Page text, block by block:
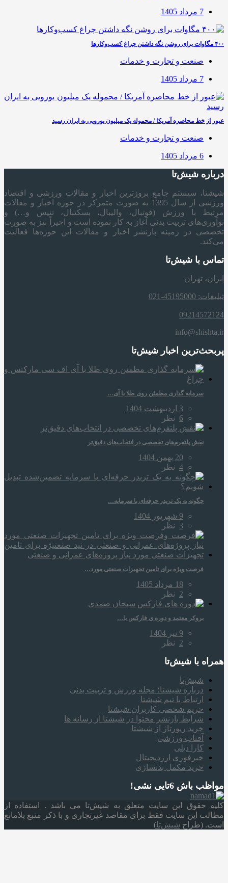
7 مرداد 1405
۴۰۰ مگاوات برای روشن نگه داشتن چراغ کسب‌وکار‌ها
صنعت و تجارت و خدمات
7 مرداد 1405
عبور از خط محاصره آمریکا / محموله یک میلیون یورویی به ایران رسید
صنعت و تجارت و خدمات
6 مرداد 1405
درباره شیش‌تا
شیشتا، سیستم جامع بروزترین اخبار و مقالات ورزشی و اقتصاد
ورزشی از سال 1395 به صورت متمرکز در حوزه اخبار و مقالات
مرتبط با ورزش (فوتبال، والیبال، بسکتبال، تنیس و…) و
نوآوری‌های تربیت بدنی آغاز به کار نموده است و اخیراً نیز به صورت
تخصصی در زمینه بازنشر اخبار و مقالات این حوزه‌ها فعالیت
می‌کند.
تماس با شیش‌تا
ایران، تهران
تبلیغات: 45195000-021
09214572124
info@shishta.ir
پربحث‌ترین اخبار شیش‌تا
سرمایه‌ گذاری مطمئن روی طلا با آی…
3 اردیبهشت 1404
6 نظر
نقش پلتفرم‌های تخصصی در انتخاب‌های دقیق‌تر
20 بهمن 1404
4 نظر
چگونه به یک تریدر حرفه‌ای با سرمایه…
9 شهریور 1404
3 نظر
فرصت ویژه برای تامین تجهیزات صنعتی مورد…
18 مرداد 1405
2 نظر
بروکر معتمد و دوره‌ ی فارکس با…
9 تیر 1404
2 نظر
همراه‌ با شیش‌تا
شیش‌تا
درباره شیشتا؛ مجله ورزش و تربیت بدنی
ارتباط با تیم شیشتا
حریم شخصی کاربران شیشتا
شرایط بازنشر محتوا در شیشتا از رسانه ها
خرید رپورتاژ از شیشتا
آفتاب ورزشی
کارا دیلی
خبرفوری ارزدیجیتال
خرید مکمل بدنسازی
مواظب باش 6تایی نشی!
کلیه حقوق این سایت متعلق به شیش‌تا می باشد . استفاده از
مطالب این سایت فقط برای مقاصد غیرتجاری و با ذکر منبع بلامانع
است. (طراح شیش‌تا)